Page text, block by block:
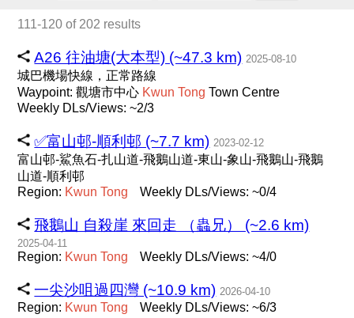
111-120 of 202 results
A26 往油塘(大本型) (~47.3 km) 2025-08-10
城巴機場快線，正常路線
Waypoint: 觀塘市中心 Kwun Tong Town Centre
Weekly DLs/Views: ~2/3
✅富山邨-順利邨 (~7.7 km) 2023-02-12
富山邨-鯊魚石-扎山道-飛鵝山道-東山-象山-飛鵝山-飛鵝
山道-順利邨
Region: Kwun Tong Weekly DLs/Views: ~0/4
飛鵝山 自殺崖 來回走 （蟲兄） (~2.6 km)
2025-04-11
Region: Kwun Tong Weekly DLs/Views: ~4/0
一尖沙咀過四灣 (~10.9 km) 2026-04-10
Region: Kwun Tong Weekly DLs/Views: ~6/3